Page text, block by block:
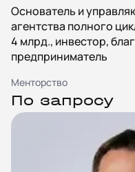
Основатель и
агентства полного
4 млрд., инвестор,
предприниматель
Менторство
По запросу